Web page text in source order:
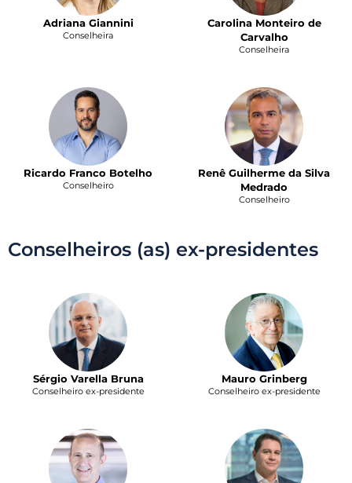
Adriana Giannini
Conselheira
Carolina Monteiro de
Carvalho
Conselheira
Ricardo Franco Botelho
Conselheiro
Renê Guilherme da Silva
Medrado
Conselheiro
Conselheiros (as) ex-presidentes
Sérgio Varella Bruna
Conselheiro ex-presidente
Mauro Grinberg
Conselheiro ex-presidente